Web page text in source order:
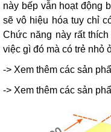
này bếp vẫn hoạt động
sẽ vô hiệu hóa tuy chỉ
Chức năng này rất
việc gì đó mà có trẻ nhỏ
-> Xem thêm các sản
-> Xem thêm các sản